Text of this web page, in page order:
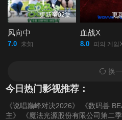
更新至02集
风向中
7.0 未知
更
血战X
8.0 피의 게임
换
今日热门影视推荐：
《说唱巅峰对决2026》 《数码兽
主》
《魔法光源股份有限公司第二季